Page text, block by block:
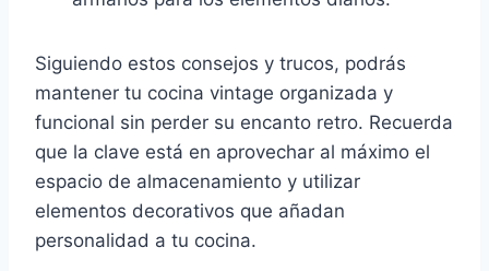
Siguiendo estos consejos y trucos, podrás
mantener tu cocina vintage organizada y
funcional sin perder su encanto retro. Recuerda
que la clave está en aprovechar al máximo el
espacio de almacenamiento y utilizar
elementos decorativos que añadan
personalidad a tu cocina.